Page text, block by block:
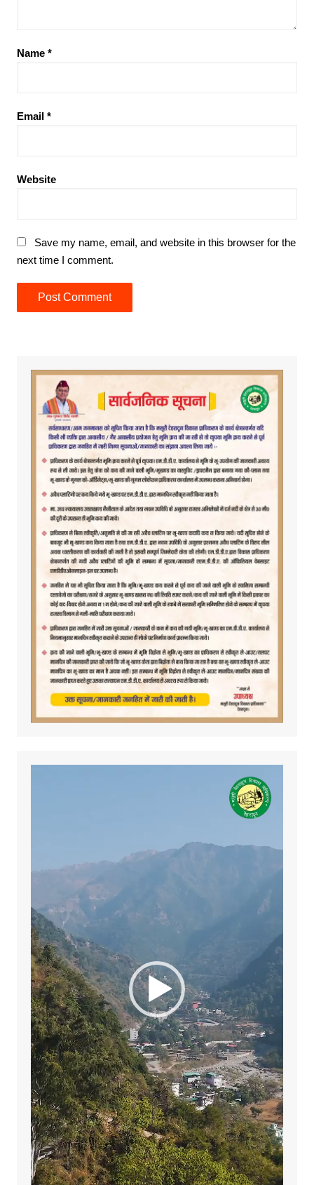
Name *
Email *
Website
Save my name, email, and website in this browser for the
next time I comment.